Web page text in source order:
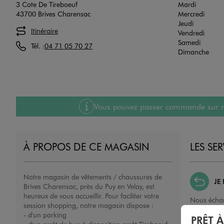
3 Cote De Tireboeuf
43700 Brives Charensac
Itinéraire
Tél. :04 71 05 70 27
Mardi
Mercredi
Jeudi
Vendredi
Samedi
Dimanche
Vous pouvez passer commande
À PROPOS DE CE MAGASIN
Notre magasin de vêtements / chaussures de
Brives Charensac, près du Puy en Velay, est
heureux de vous accueillir. Pour faciliter votre
session shopping, notre magasin dispose :
- d'un parking
LES
JE
Nous
porté,
PRÊT